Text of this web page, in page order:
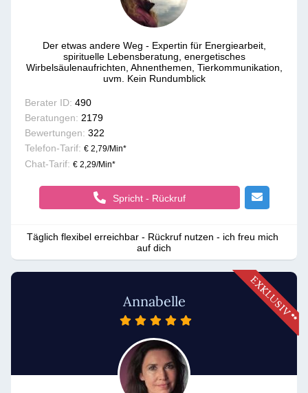
Der etwas andere Weg - Expertin für Energiearbeit,
spirituelle Lebensberatung, energetisches
Wirbelsäulenaufrichten, Ahnenthemen, Tierkommunikation,
uvm. Kein Rundumblick
Berater ID: 490
Beratungen: 2179
Bewertungen: 322
Telefon-Tarif: € 2,79/Min*
Chat-Tarif: € 2,29/Min*
Spricht - Rückruf
Täglich flexibel erreichbar - Rückruf nutzen - ich freu mich
auf dich
Annabelle